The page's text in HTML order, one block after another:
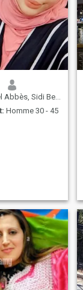
Sidi Bel Abbès, Algérie
Homme 30 - 45